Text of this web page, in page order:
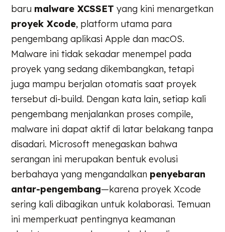
baru malware XCSSET yang kini menargetkan
proyek Xcode, platform utama para
pengembang aplikasi Apple dan macOS.
Malware ini tidak sekadar menempel pada
proyek yang sedang dikembangkan, tetapi
juga mampu berjalan otomatis saat proyek
tersebut di-build. Dengan kata lain, setiap kali
pengembang menjalankan proses compile,
malware ini dapat aktif di latar belakang tanpa
disadari. Microsoft menegaskan bahwa
serangan ini merupakan bentuk evolusi
berbahaya yang mengandalkan penyebaran
antar-pengembang—karena proyek Xcode
sering kali dibagikan untuk kolaborasi. Temuan
ini memperkuat pentingnya keamanan